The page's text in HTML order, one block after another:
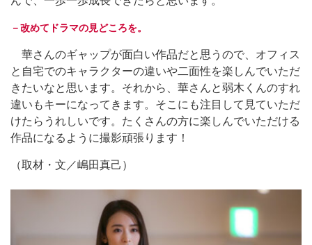
－改めてドラマの見どころを。
華さんのギャップが面白い作品だと思うので、オフィス
と自宅でのキャラクターの違いや二面性を楽しんでいただ
きたいなと思います。それから、華さんと弱木くんのすれ
違いもキーになってきます。そこにも注目して見ていただ
けたらうれしいです。たくさんの方に楽しんでいただける
作品になるように撮影頑張ります！
（取材・文／嶋田真己）